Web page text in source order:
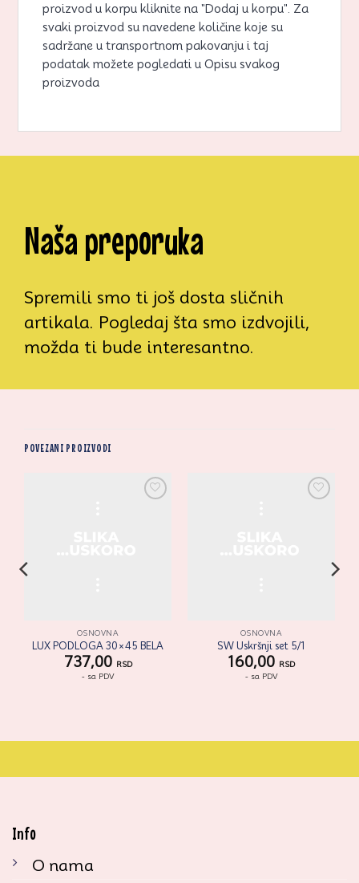
proizvod u korpu kliknite na "Dodaj u korpu". Za
svaki proizvod su navedene količine koje su
sadržane u transportnom pakovanju i taj
podatak možete pogledati u Opisu svakog
proizvoda
Naša preporuka
Spremili smo ti još dosta sličnih
artikala. Pogledaj šta smo izdvojili,
možda ti bude interesantno.
POVEZANI PROIZVODI
OSNOVNA
LUX PODLOGA 30×45 BELA
737,00 RSD
- sa PDV
OSNOVNA
SW Uskršnji set 5/1
160,00 RSD
- sa PDV
Info
O nama